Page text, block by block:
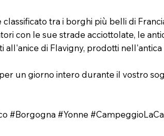
tra i borghi più belli di
con le sue strade acciottolate, le
di Flavigny, prodotti nell'antica
un giorno intero durante il vostro
#Borgogna #Yonne